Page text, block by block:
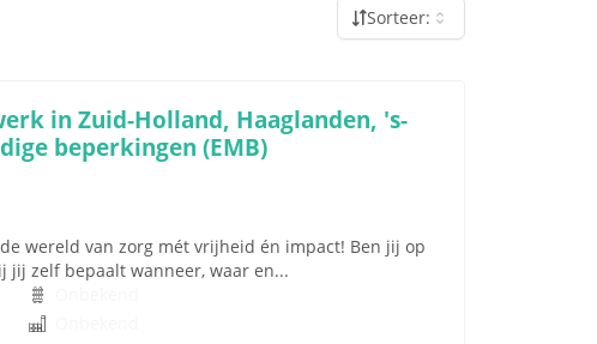
Sorteer:
in Zuid-Holland, Haaglanden, 's-
beperkingen (EMB)
wereld van zorg mét vrijheid én impact! Ben jij op
zelf bepaalt wanneer, waar en...